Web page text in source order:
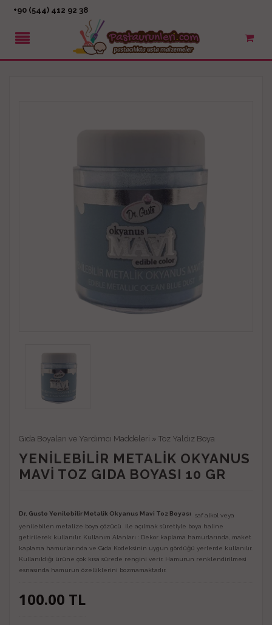
+90 (544) 412 92 38
Gıda Boyaları ve Yardımcı Maddeleri » Toz Yaldız Boya
YENILEBILIR METALIK OKYANUS
MAVI TOZ GIDA BOYASI 10 GR
Dr. Gusto Yenilebilir Metalik Okyanus Mavi Toz Boyası
saf alkol veya
yenilebilen metalize boya çözücü ile açılmak süretiyle boya haline
getirilerek kullanılır. Kullanım Alanları : Dekor kaplama hamurlarında, maket
kaplama hamurlarında ve Gıda Kodeksinin uygun gördüğü yerlerde kullanılır.
Kullanıldığı ürüne çok kısa sürede rengini verir. Hamurun renklendirilmesi
esnasında hamurun özelliklerini bozmamaktadır.
100.00 TL